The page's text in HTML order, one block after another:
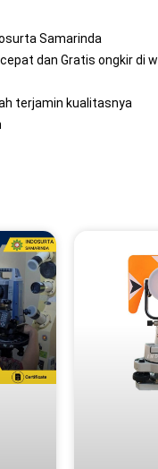
Samarinda
dan Gratis ongkir di
terjamin kualitasnya